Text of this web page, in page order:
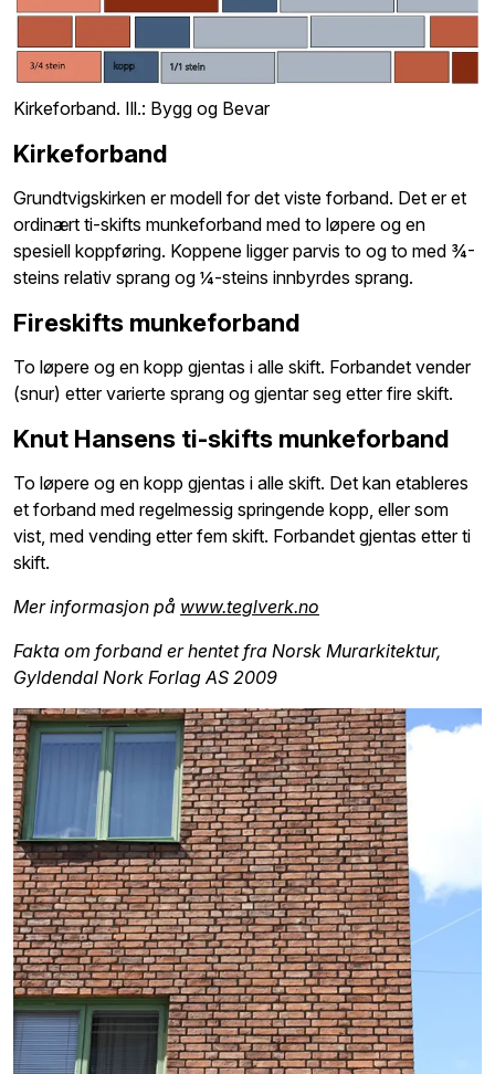
Kirkeforband. Ill.: Bygg og Bevar
Kirkeforband
Grundtvigskirken er modell for det viste forband. Det er et
ordinært ti-skifts munkeforband med to løpere og en
spesiell koppføring. Koppene ligger parvis to og to med ¾-
steins relativ sprang og ¼-steins innbyrdes sprang.
Fireskifts munkeforband
To løpere og en kopp gjentas i alle skift. Forbandet vender
(snur) etter varierte sprang og gjentar seg etter fire skift.
Knut Hansens ti-skifts munkeforband
To løpere og en kopp gjentas i alle skift. Det kan etableres
et forband med regelmessig springende kopp, eller som
vist, med vending etter fem skift. Forbandet gjentas etter ti
skift.
Mer informasjon på www.teglverk.no
Fakta om forband er hentet fra Norsk Murarkitektur,
Gyldendal Nork Forlag AS 2009